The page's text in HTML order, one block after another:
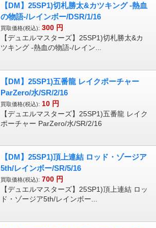
【DM】25SP1)切札勝太&カツキング -熱血
の物語-/レインボー/DSR/1/16
買取価格(税込): 300 円
【デュエルマスターズ】25SP1)切札勝太&カ
ツキング -熱血の物語-/レイン...
【DM】25SP1)五番龍 レイクポーチャー
ParZero/水/SR/2/16
買取価格(税込): 10 円
【デュエルマスターズ】25SP1)五番龍 レイク
ポーチャー ParZero/水/SR/2/16
【DM】25SP1)頂上連結 ロッド・ゾージア
5th/レインボー/SR/5/16
買取価格(税込): 700 円
【デュエルマスターズ】25SP1)頂上連結 ロッ
ド・ゾージア5th/レインボー...